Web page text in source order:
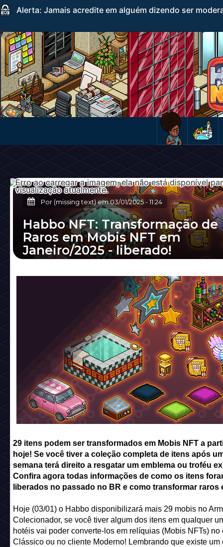
Alerta: Jamais acredite em alguém dizendo ser
Por (missing text) em03/01/2025-11:24
Habbo NFT: Transformação de
Raros em Mobis NFT em
Janeiro/2025 - liberado!
partir de hoje! Se você tiver a coleção
itens após uma semana terá direito a res...
29 itens podem ser transformados em Mobis NFT a
hoje! Se você tiver a coleção completa de itens após
semana terá direito a resgatar um emblema ou troféu
Confira agora todas informações de como os itens
liberados no passado no BR e como transformar raros
Hoje (03/01) o Habbo disponibilizará mais 29 mobis no
Colecionador, se você tiver algum dos itens em qualquer
hotéis vai poder converte-los em relíquias (Mobis NFTs) no
Clássico ou no cliente Moderno! Lembrando que existe um